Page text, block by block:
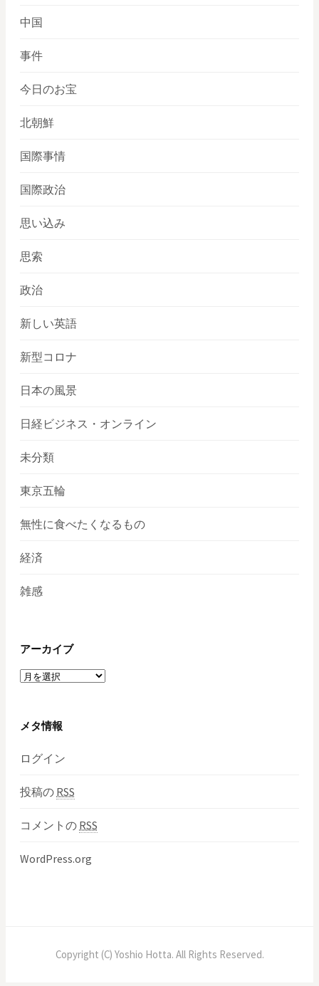
中国
事件
今日のお宝
北朝鮮
国際事情
国際政治
思い込み
思索
政治
新しい英語
新型コロナ
日本の風景
日経ビジネス・オンライン
未分類
東京五輪
無性に食べたくなるもの
経済
雑感
アーカイブ
ア
イ
メタ情報
ログイン
投稿の RSS
コメントの RSS
WordPress.org
Copyright (C) Yoshio Hotta. All Rights Reserved.